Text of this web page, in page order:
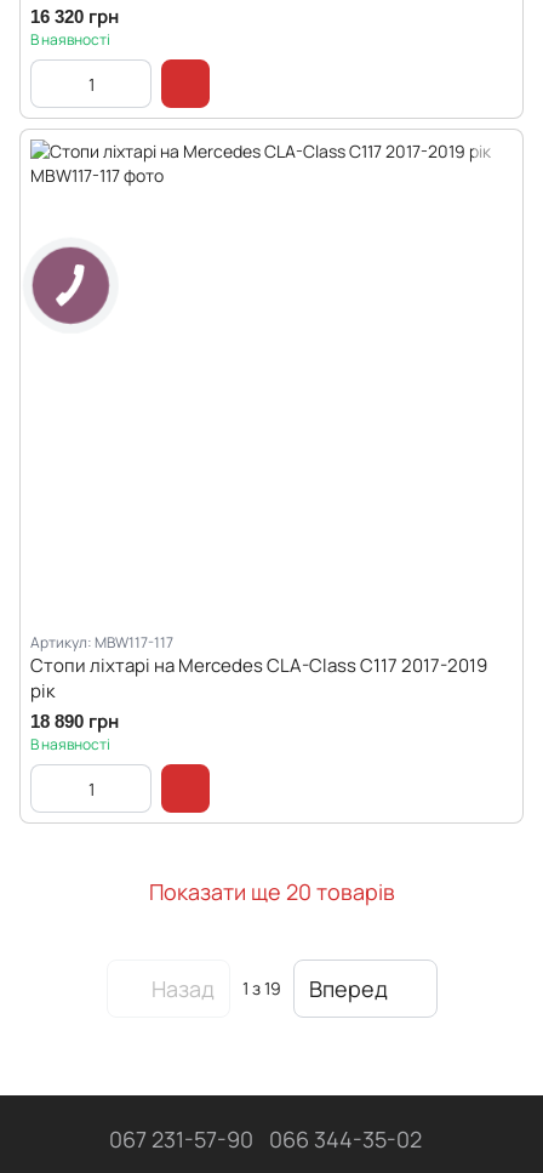
16 320 грн
В наявності
Артикул: MBW117-117
Стопи ліхтарі на Mercedes CLA-Class C117 2017-2019
рік
18 890 грн
В наявності
Показати ще 20 товарів
Назад 1 з 19 Вперед
067 231-57-90 066 344-35-02